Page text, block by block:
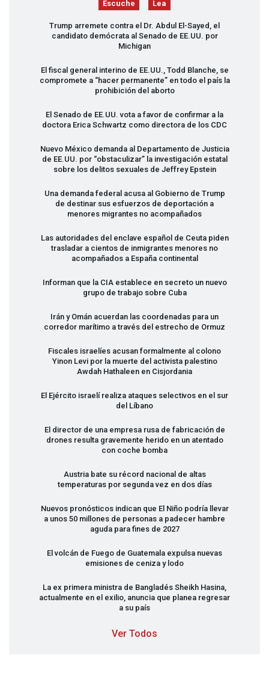
Escuche Lea
Trump arremete contra el Dr. Abdul El-Sayed, el
candidato demócrata al Senado de EE.UU. por
Michigan
El fiscal general interino de EE.UU., Todd Blanche, se
compromete a “hacer permanente” en todo el país la
prohibición del aborto
El Senado de EE.UU. vota a favor de confirmar a la
doctora Erica Schwartz como directora de los CDC
Nuevo México demanda al Departamento de Justicia
de EE.UU. por “obstaculizar” la investigación estatal
sobre los delitos sexuales de Jeffrey Epstein
Una demanda federal acusa al Gobierno de Trump
de destinar sus esfuerzos de deportación a
menores migrantes no acompañados
Las autoridades del enclave español de Ceuta piden
trasladar a cientos de inmigrantes menores no
acompañados a España continental
Informan que la CIAestablece en secreto un nuevo
grupo de trabajo sobre Cuba
Irán y Omán acuerdan las coordenadas para un
corredor marítimo a través del estrecho de Ormuz
Fiscales israelíes acusan formalmente al colono
Yinon Levi por la muerte del activista palestino
Awdah Hathaleen en Cisjordania
El Ejército israelí realiza ataques selectivos en el sur
del Líbano
El director de una empresa rusa de fabricación de
drones resulta gravemente herido en un atentado
con coche bomba
Austria bate su récord nacional de altas
temperaturas por segunda vez en dos días
Nuevos pronósticos indican que El Niño podría llevar
a unos 50 millones de personas a padecer hambre
aguda para fines de 2027
El volcán de Fuego de Guatemala expulsa nuevas
emisiones de ceniza y lodo
La ex primera ministra de Bangladés Sheikh Hasina,
actualmente en el exilio, anuncia que planea regresar
a su país
Ver Todos